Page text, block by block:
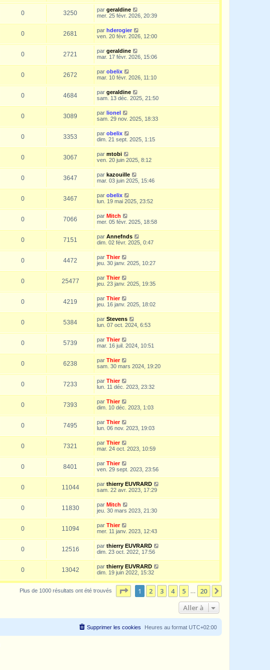
0 3250 par geraldine
mer. 25 févr. 2026, 20:39
0 2681 par hderogier
ven. 20 févr. 2026, 12:00
0 2721 par geraldine
mar. 17 févr. 2026, 15:06
0 2672 par obelix
mar. 10 févr. 2026, 11:10
0 4684 par geraldine
sam. 13 déc. 2025, 21:50
0 3089 par lionel
sam. 29 nov. 2025, 18:33
0 3353 par obelix
dim. 21 sept. 2025, 1:15
0 3067 par mtobi
ven. 20 juin 2025, 8:12
0 3647 par kazouille
mar. 03 juin 2025, 15:46
0 3467 par obelix
lun. 19 mai 2025, 23:52
0 7066 par Mitch
mer. 05 févr. 2025, 18:58
0 7151 par Annefnds
dim. 02 févr. 2025, 0:47
0 4472 par Thier
jeu. 30 janv. 2025, 10:27
0 25477 par Thier
jeu. 23 janv. 2025, 19:35
0 4219 par Thier
jeu. 16 janv. 2025, 18:02
0 5384 par Stevens
lun. 07 oct. 2024, 6:53
0 5739 par Thier
mar. 16 juil. 2024, 10:51
0 6238 par Thier
sam. 30 mars 2024, 19:20
0 7233 par Thier
lun. 11 déc. 2023, 23:32
0 7393 par Thier
dim. 10 déc. 2023, 1:03
0 7495 par Thier
lun. 06 nov. 2023, 19:03
0 7321 par Thier
mar. 24 oct. 2023, 10:59
0 8401 par Thier
ven. 29 sept. 2023, 23:56
0 11044 par thierry EUVRARD
sam. 22 avr. 2023, 17:29
0 11830 par Mitch
jeu. 30 mars 2023, 21:30
0 11094 par Thier
mer. 11 janv. 2023, 12:43
0 12516 par thierry EUVRARD
dim. 23 oct. 2022, 17:56
0 13042 par thierry EUVRARD
dim. 19 juin 2022, 15:32
Plus de 1000 résultats ont été trouvés Page sur20
1 2 3 4 5 20
Aller à
Heures au format UTC+02:00
Supprimer les cookies